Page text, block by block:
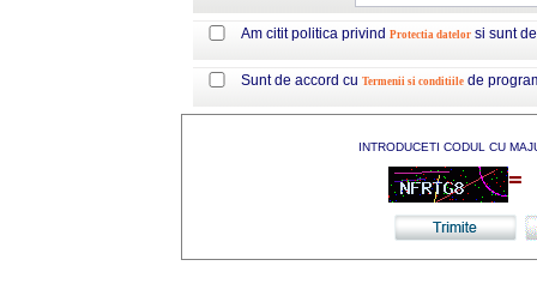
Am citit politica privind Protectia datelor si sunt
Sunt de accord cu Termenii si conditiile de
INTRODUCETI CODUL CU
=